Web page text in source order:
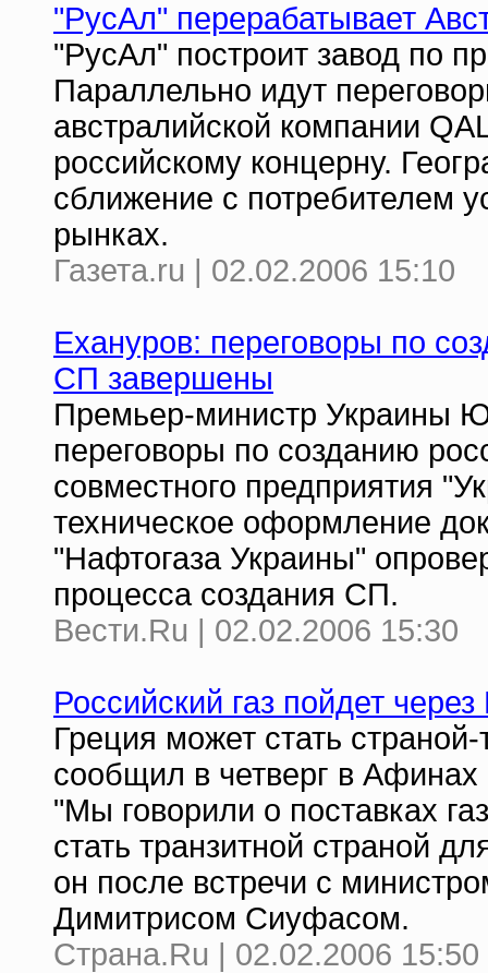
"РусАл" перерабатывает
"РусАл" построит завод по
Параллельно идут
австралийской компании
российскому концерну.
сближение с потребителем
рынках.
Газета.ru | 02.02.2006 15:10
Ехануров: переговоры по
СП завершены
Премьер-министр Украины
переговоры по созданию
совместного предприятия
техническое оформление
"Нафтогаза Украины"
процесса создания СП.
Вести.Ru | 02.02.2006 15:30
Российский газ пойдет
Греция может стать
сообщил в четверг в
"Мы говорили о поставках
стать транзитной страной
он после встречи с
Димитрисом Сиуфасом.
Страна.Ru | 02.02.2006 15:50